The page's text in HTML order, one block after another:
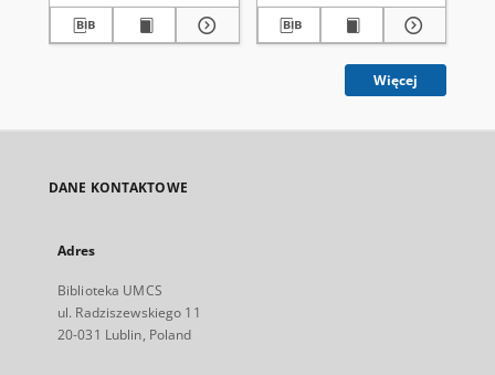
Więcej
DANE KONTAKTOWE
Adres
Biblioteka UMCS
ul. Radziszewskiego 11
20-031 Lublin, Poland